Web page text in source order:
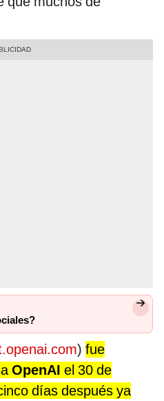
) fue
OpenAI el 30 de
días después ya